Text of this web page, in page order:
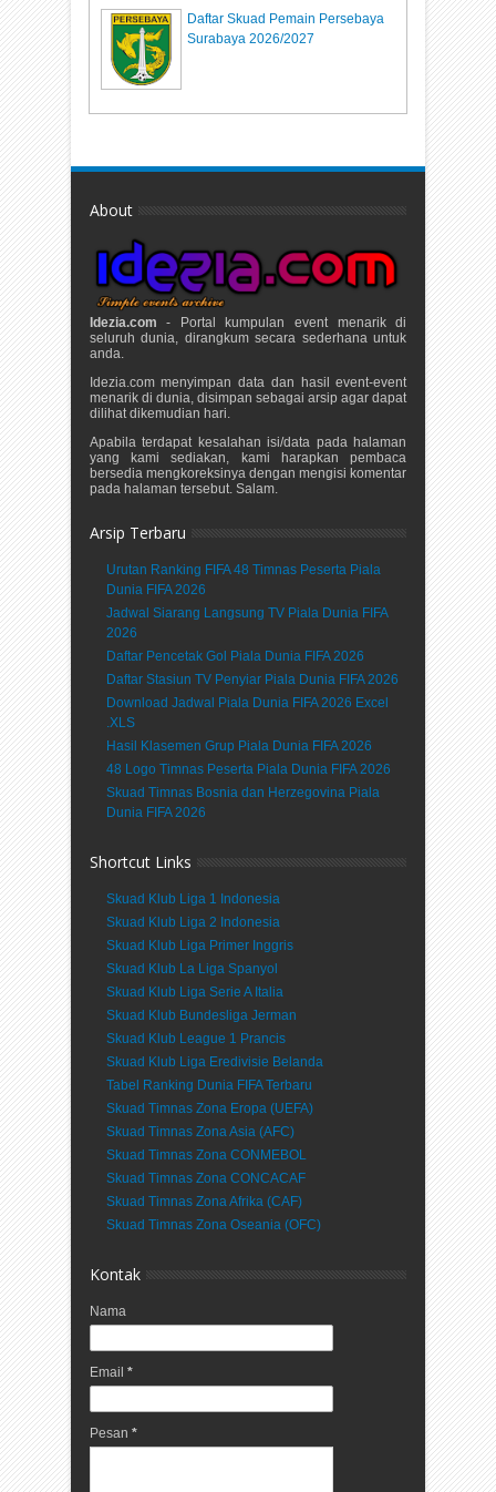
Daftar Skuad Pemain Persebaya
Surabaya 2026/2027
About
Idezia.com - Portal kumpulan event menarik di
seluruh dunia, dirangkum secara sederhana untuk
anda.
Idezia.com menyimpan data dan hasil event-event
menarik di dunia, disimpan sebagai arsip agar dapat
dilihat dikemudian hari.
Apabila terdapat kesalahan isi/data pada halaman
yang kami sediakan, kami harapkan pembaca
bersedia mengkoreksinya dengan mengisi komentar
pada halaman tersebut. Salam.
Arsip Terbaru
Urutan Ranking FIFA 48 Timnas Peserta Piala
Dunia FIFA 2026
Jadwal Siarang Langsung TV Piala Dunia FIFA
2026
Daftar Pencetak Gol Piala Dunia FIFA 2026
Daftar Stasiun TV Penyiar Piala Dunia FIFA 2026
Download Jadwal Piala Dunia FIFA 2026 Excel
.XLS
Hasil Klasemen Grup Piala Dunia FIFA 2026
48 Logo Timnas Peserta Piala Dunia FIFA 2026
Skuad Timnas Bosnia dan Herzegovina Piala
Dunia FIFA 2026
Shortcut Links
Skuad Klub Liga 1 Indonesia
Skuad Klub Liga 2 Indonesia
Skuad Klub Liga Primer Inggris
Skuad Klub La Liga Spanyol
Skuad Klub Liga Serie A Italia
Skuad Klub Bundesliga Jerman
Skuad Klub League 1 Prancis
Skuad Klub Liga Eredivisie Belanda
Tabel Ranking Dunia FIFA Terbaru
Skuad Timnas Zona Eropa (UEFA)
Skuad Timnas Zona Asia (AFC)
Skuad Timnas Zona CONMEBOL
Skuad Timnas Zona CONCACAF
Skuad Timnas Zona Afrika (CAF)
Skuad Timnas Zona Oseania (OFC)
Kontak
Nama
Email *
Pesan *